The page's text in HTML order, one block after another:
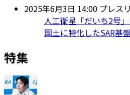
2025年6月3日 14:00 プレス
人工衛星「だいち2号
国土に特化したSAR基
特集